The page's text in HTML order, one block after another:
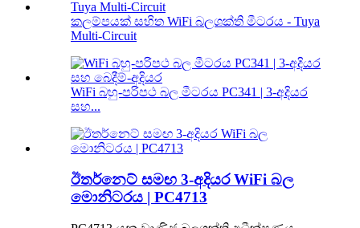
කලම්පයක් සහිත WiFi බලශක්ති මීටරය - Tuya
Multi-Circuit
WiFi බහු-පරිපථ බල මීටරය PC341 | 3-අදියර
සහ...
ඊතර්නෙට් සමඟ 3-අදියර WiFi බල
මොනිටරය | PC4713